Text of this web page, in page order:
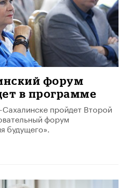
форум
в программе
пройдет Второй
форум
будущего».